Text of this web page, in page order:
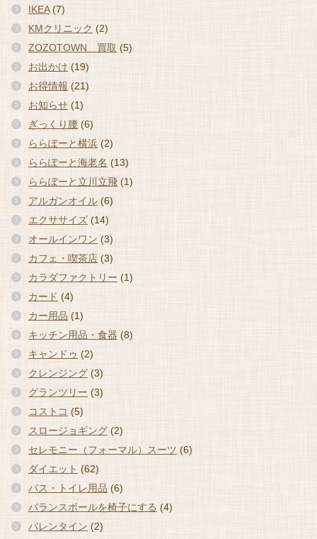
IKEA(7)
KMクリニック (2)
ZOZOTOWN 買取 (5)
お出かけ (19)
お得情報 (21)
お知らせ (1)
ぎっくり腰 (6)
ららぽーと横浜 (2)
ららぽーと海老名 (13)
ららぽーと立川立飛 (1)
アルガンオイル (6)
エクササイズ (14)
オールインワン (3)
カフェ・喫茶店 (3)
カラダファクトリー (1)
カード (4)
カー用品 (1)
キッチン用品・食器 (8)
キャンドゥ (2)
クレンジング (3)
グランツリー (3)
コストコ (5)
スロージョギング (2)
セレモニー（フォーマル）スーツ (6)
ダイエット (62)
バス・トイレ用品 (6)
バランスボールを椅子にする (4)
バレンタイン (2)